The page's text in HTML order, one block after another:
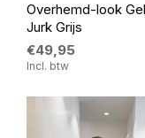
Overhemd-look
Jurk Grijs
€49,95
Incl. btw